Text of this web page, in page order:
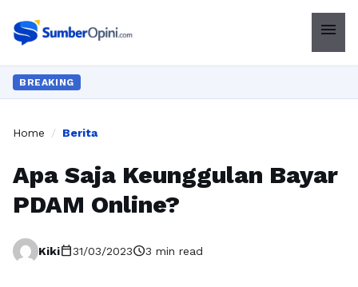
menu
BREAKING
Home / Berita
Apa Saja Keunggulan Bayar
PDAM Online?
Kikicalendar_today31/03/2023schedule3 min read